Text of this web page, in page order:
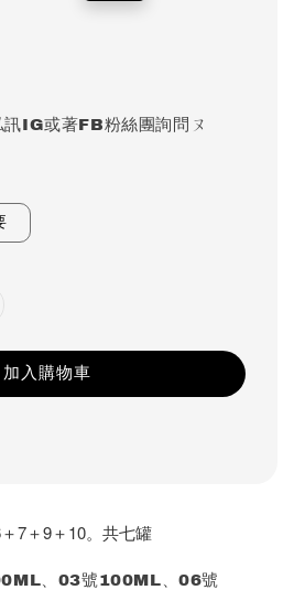
訊IG或著FB粉絲團詢問ㄡ
加入購物車
7＋9＋10。共七罐
、03號100ML、06號